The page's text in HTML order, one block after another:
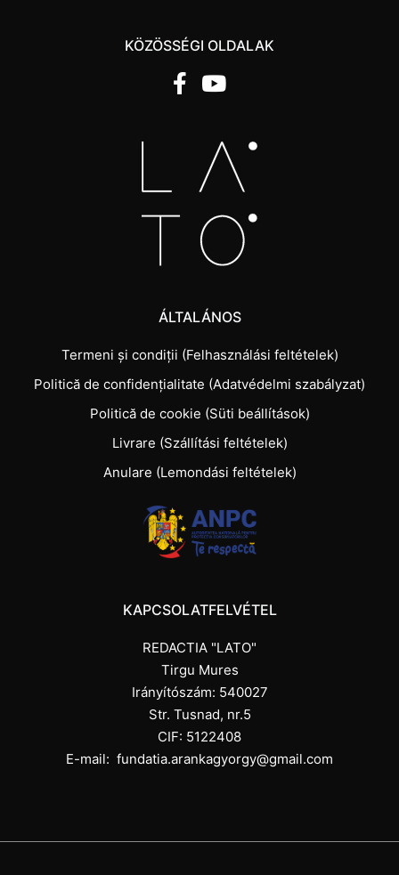
KÖZÖSSÉGI OLDALAK
ÁLTALÁNOS
Termeni și condiții (Felhasználási feltételek)
Politică de confidențialitate (Adatvédelmi szabályzat)
Politică de cookie (Süti beállítások)
Livrare (Szállítási feltételek)
Anulare (Lemondási feltételek)
KAPCSOLATFELVÉTEL
REDACTIA "LATO"
Tirgu Mures
Irányítószám: 540027
Str. Tusnad, nr.5
CIF: 5122408
E-mail: fundatia.arankagyorgy@gmail.com